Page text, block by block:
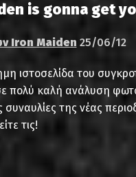
is gonna get
Iron Maiden 25/06/12
ιστοσελίδα του
πολύ καλή ανάλυση
της νέας
τις!